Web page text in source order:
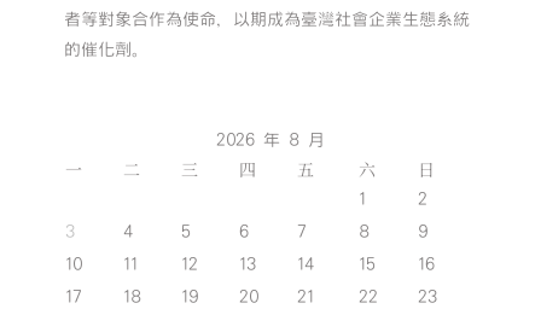
者等對象合作為使命，以期成為臺灣社會企業生態系統
的催化劑。
2026 年 8 月
一 二 三 四 五 六 日
1
2
3
4 5 6 7 8
9
10
11 12 13 14 15
16
17
18 19 20 21 22
23